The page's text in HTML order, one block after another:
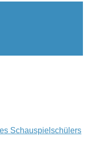
Schauspielschülers